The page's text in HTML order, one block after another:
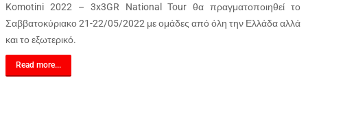
Komotini 2022 – 3x3GR National Tour θα πραγματοποιηθεί το
Σαββατοκύριακο 21-22/05/2022 με ομάδες από όλη την Ελλάδα αλλά
και το εξωτερικό.
Read more...